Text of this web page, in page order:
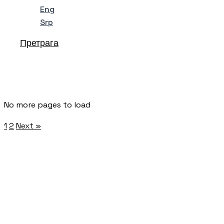
Eng
Srp
Претрага
No more pages to load
1 2 Next »